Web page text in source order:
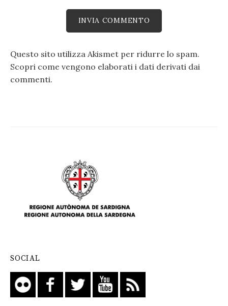
Questo sito utilizza Akismet per ridurre lo spam.
Scopri come vengono elaborati i dati derivati dai
commenti.
SOCIAL